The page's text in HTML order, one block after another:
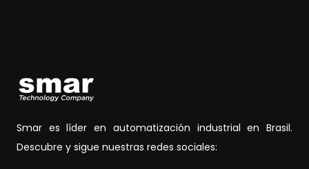
Smar es líder en automatización industrial en Brasil.
Descubre y sigue nuestras redes sociales: